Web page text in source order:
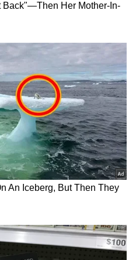
ಸಾಲ: ಈಗ ಸಿಕ್ಕಿತು ದಾಖಲೆ- ಹಣ
ಉದ್ಯೋಗಿಗಳಿಗೆ Unhappy
Leave ಘೋಷಣೆ.. IT
ಕಂಪನಿಗಳಲ್ಲಿ ಹೊಸ ಸಂಚಲನ..!
ಪ್ರಾಣ":
| Rishab
News